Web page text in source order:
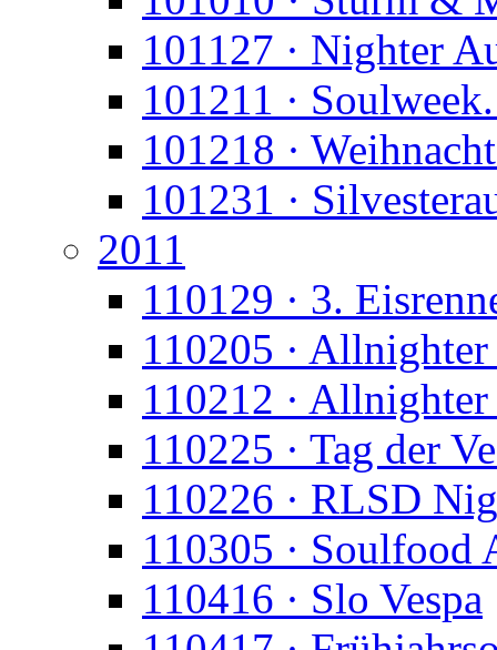
101127 · Nighter
101211 ·
101218 ·
101231 ·
2011
110129 · 3.
110205 ·
110212 ·
110225 · Tag der
110226 · RLSD
110305 · Soulfood
110416 · Slo Vespa